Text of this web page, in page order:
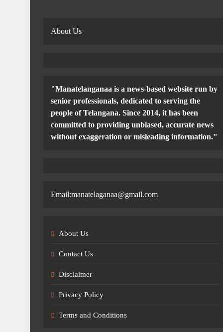
About Us
"Manatelanganaa is a news-based website run by
senior professionals, dedicated to serving the
people of Telangana. Since 2014, it has been
committed to providing unbiased, accurate news
without exaggeration or misleading information."
Email:manatelaganaa@gmail.com
About Us
Contact Us
Disclaimer
Privacy Policy
Terms and Conditions